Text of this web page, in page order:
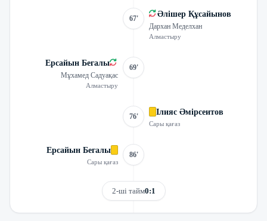
67' Әлішер Құсайынов
Дархан Меделхан
Алмастыру
Ерсайын Бегалы
Мұхамед Садуақас
Алмастыру
69'
76' Ілияс Әмірсеитов
Сары қағаз
Ерсайын Бегалы
Сары қағаз
86'
2-ші тайм0:1